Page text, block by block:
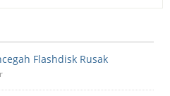
Flashdisk Rusak